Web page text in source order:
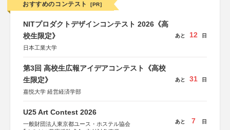
おすすめのコンテスト [PR]
NITプロダクトデザインコンテスト 2026《高
校生限定》
日本工業大学
あと 12 日
第3回 高校生広報アイデアコンテスト《高校
生限定》
嘉悦大学 経営経済学部
あと 31 日
U25 Art Contest 2026
一般財団法人東京都ユース・ホステル協会
あと 7 日